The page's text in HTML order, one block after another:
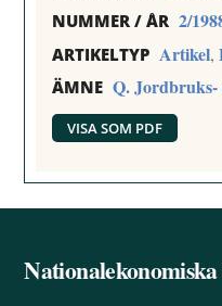
NUMMER / ÅR 2/
ARTIKELTYP Artikel,
ÄMNE Q. Jordbruks-
VISA SOM PDF